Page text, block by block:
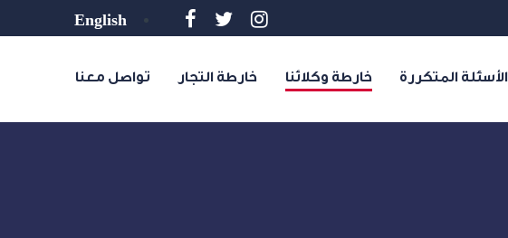
English
الأسئلة المتكررة خارطة وكلائنا خارطة التجار تواصل معنا